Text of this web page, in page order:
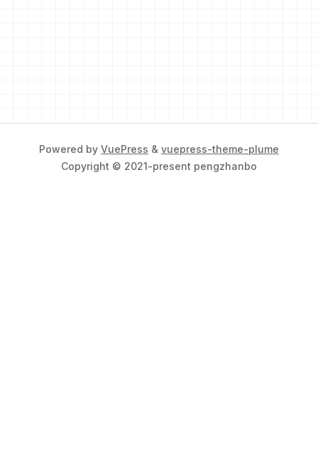
Powered by VuePress & vuepress-theme-plume
Copyright © 2021-present pengzhanbo